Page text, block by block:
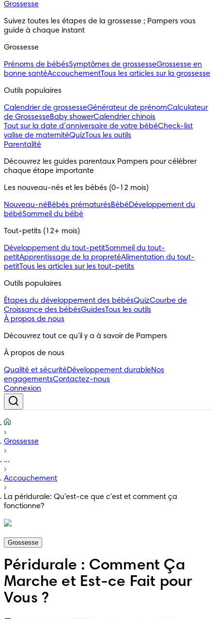
Grossesse
Suivez toutes les étapes de la grossesse ; Pampers vous
guide à chaque instant
Grossesse
Prénoms de bébésSymptômes de grossesseGrossesse en
bonne santéAccouchementTous les articles sur la grossesse
Outils populaires
Calendrier de grossesseGénérateur de prénomCalculateur
de GrossesseBaby showerCalendrier chinois
Tout sur la date d’anniversaire de votre bébéCheck-list
valise de maternitéQuizTous les outils
Parentalité
Découvrez les guides parentaux Pampers pour célébrer
chaque étape importante
Les nouveau-nés et les bébés (0-12 mois)
Nouveau-néBébés prématurésBébéDéveloppement du
bébéSommeil du bébé
Tout-petits (12+ mois)
Développement du tout-petitSommeil du tout-
petitApprentissage de la propretéAlimentation du tout-
petitTous les articles sur les tout-petits
Outils populaires
Étapes du développement des bébésQuizCourbe de
Croissance des bébésGuidesTous les outils
À propos de nous
Découvrez tout ce qu'il y a à savoir de Pampers
À propos de nous
Qualité et sécuritéDéveloppement durableNos
engagementsContactez-nous
Connexion
Grossesse
...
Accouchement
La péridurale: Qu'est-ce que c'est et comment ça
fonctionne?
Grossesse
Péridurale : Comment Ça
Marche et Est-ce Fait pour
Vous ?